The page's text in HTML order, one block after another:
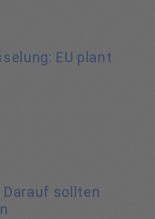
EU plant
Darauf sollten